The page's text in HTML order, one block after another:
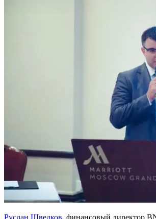
Руслан Шведков, финансовый директор